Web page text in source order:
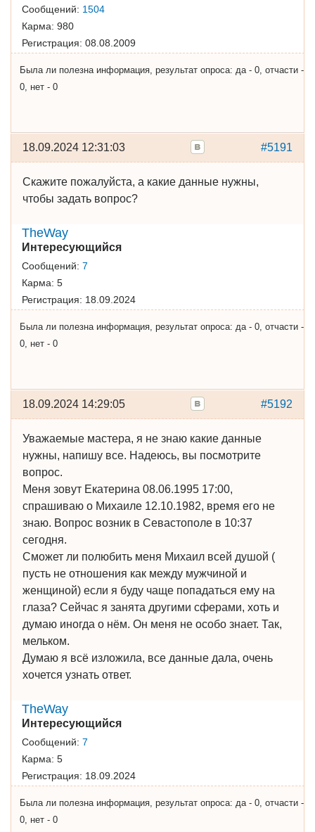
Сообщений: 1504
Карма: 980
Регистрация: 08.08.2009
Была ли полезна информация, результат опроса: да - 0, отчасти -
0, нет - 0
#5191
18.09.2024 12:31:03
Скажите пожалуйста, а какие данные нужны,
чтобы задать вопрос?
TheWay
Интересующийся
Сообщений: 7
Карма: 5
Регистрация: 18.09.2024
Была ли полезна информация, результат опроса: да - 0, отчасти -
0, нет - 0
#5192
18.09.2024 14:29:05
Уважаемые мастера, я не знаю какие данные
нужны, напишу все. Надеюсь, вы посмотрите
вопрос.
Меня зовут Екатерина 08.06.1995 17:00,
спрашиваю о Михаиле 12.10.1982, время его не
знаю. Вопрос возник в Севастополе в 10:37
сегодня.
Сможет ли полюбить меня Михаил всей душой (
пусть не отношения как между мужчиной и
женщиной) если я буду чаще попадаться ему на
глаза? Сейчас я занята другими сферами, хоть и
думаю иногда о нём. Он меня не особо знает. Так,
мельком.
Думаю я всё изложила, все данные дала, очень
хочется узнать ответ.
TheWay
Интересующийся
Сообщений: 7
Карма: 5
Регистрация: 18.09.2024
Была ли полезна информация, результат опроса: да - 0, отчасти -
0, нет - 0